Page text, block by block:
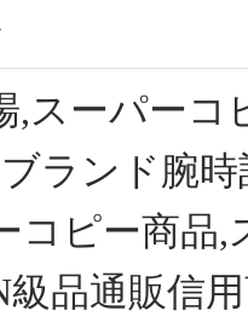
,スーパー
ランド腕
コピー商品
品通販信